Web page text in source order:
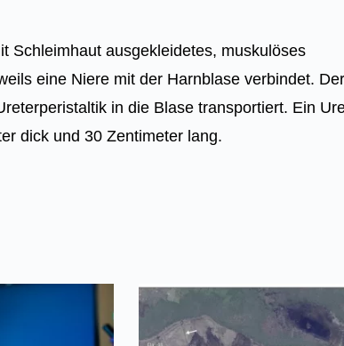
Schleimhaut ausgekleidetes, muskulöses
eine Niere mit der Harnblase verbindet.
in die Blase transportiert. Ein
dick und 30 Zentimeter lang.